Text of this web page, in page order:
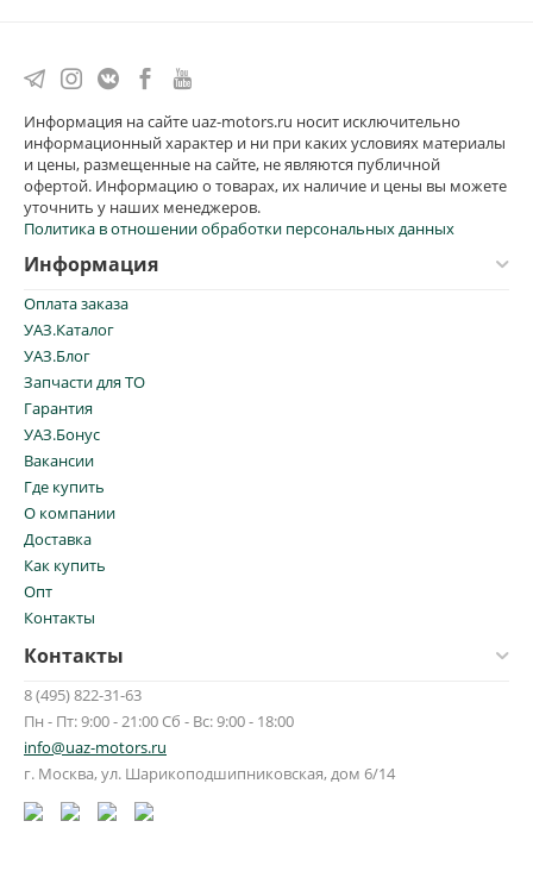
Информация на сайте uaz-motors.ru носит исключительно
информационный характер и ни при каких условиях материалы
и цены, размещенные на сайте, не являются публичной
офертой. Информацию о товарах, их наличие и цены вы можете
уточнить у наших менеджеров.
Политика в отношении обработки персональных данных
Информация
Оплата заказа
УАЗ.Каталог
УАЗ.Блог
Запчасти для ТО
Гарантия
УАЗ.Бонус
Вакансии
Где купить
О компании
Доставка
Как купить
Опт
Контакты
Контакты
8 (495) 822-31-63
Пн - Пт: 9:00 - 21:00 Сб - Вс: 9:00 - 18:00
info@uaz-motors.ru
г. Москва, ул. Шарикоподшипниковская, дом 6/14